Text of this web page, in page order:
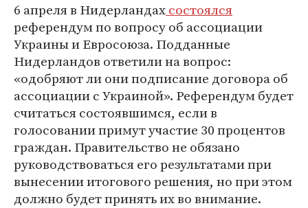
6 апреля в Нидерландахсостоялся
референдум по вопросу об ассоциации
Украины и Евросоюза. Подданные
Нидерландов ответили на вопрос:
«одобряют ли они подписание договора об
ассоциации с Украиной». Референдум будет
считаться состоявшимся, если в
голосовании примут участие 30 процентов
граждан. Правительство не обязано
руководствоваться его результатами при
вынесении итогового решения, но при этом
должно будет принять их во внимание.